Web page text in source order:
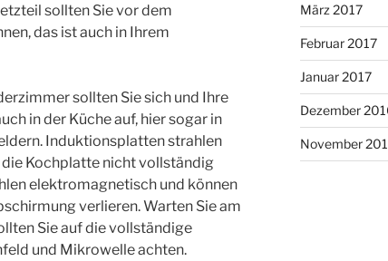
sollten Sie vor dem
das ist auch in Ihrem
sollten Sie sich und Ihre
in der Küche auf, hier sogar in
Induktionsplatten strahlen
Kochplatte nicht vollständig
elektromagnetisch und können
verlieren. Warten Sie am
Sie auf die vollständige
und Mikrowelle achten.
März 2017
Februar 2017
Januar 2017
Dezember
November